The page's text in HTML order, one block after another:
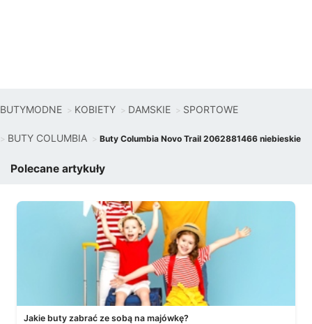
BUTYMODNE KOBIETY DAMSKIE SPORTOWE
BUTY COLUMBIA Buty Columbia Novo Trail 2062881466 niebieskie
Polecane artykuły
Jakie buty zabrać ze sobą na majówkę?